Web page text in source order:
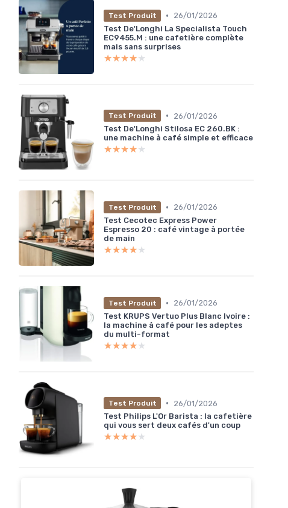
Test Produit •
26/01/2026
Test De'Longhi La Specialista Touch
EC9455.M : une cafetière complète
mais sans surprises
★★★★★
★★★★★
Test Produit •
26/01/2026
Test De'Longhi Stilosa EC 260.BK :
une machine à café simple et efficace
★★★★★
★★★★★
Test Produit •
26/01/2026
Test Cecotec Express Power
Espresso 20 : café vintage à portée
de main
★★★★★
★★★★★
Test Produit •
26/01/2026
Test KRUPS Vertuo Plus Blanc Ivoire :
la machine à café pour les adeptes
du multi-format
★★★★★
★★★★★
Test Produit •
26/01/2026
Test Philips L'Or Barista : la cafetière
qui vous sert deux cafés d'un coup
★★★★★
★★★★★